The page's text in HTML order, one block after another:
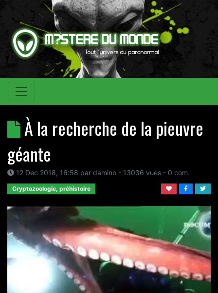
À la recherche de la pieuvre
géante
12 Dec 2018, 16:58 par damino - 13036 vues - 0 com.
Cryptozoologie, préhistoire